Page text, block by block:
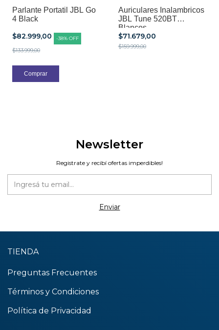
Parlante Portatil JBL Go
4 Black
$82.999,00 -38% OFF
$133.999,00
Auriculares Inalambricos
JBL Tune 520BT
Blancos
$71.679,00
$159.999,00
Newsletter
Registrate y recibí ofertas imperdibles!
TIENDA
Preguntas Frecuentes
Términos y Condiciones
Política de Privacidad